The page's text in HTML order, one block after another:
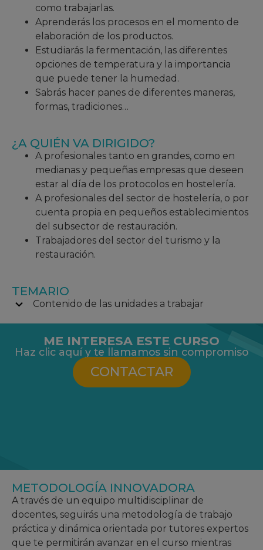
como trabajarlas.
Aprenderás los procesos en el momento de
elaboración de los productos.
Estudiarás la fermentación, las diferentes
opciones de temperatura y la importancia
que puede tener la humedad.
Sabrás hacer panes de diferentes maneras,
formas, tradiciones…
¿A QUIÉN VA DIRIGIDO?
A profesionales tanto en grandes, como en
medianas y pequeñas empresas que deseen
estar al día de los protocolos en hostelería.
A profesionales del sector de hostelería, o por
cuenta propia en pequeños establecimientos
del subsector de restauración.
Trabajadores del sector del turismo y la
restauración.
TEMARIO
Contenido de las unidades a trabajar
ME INTERESA ESTE CURSO
Haz clic aquí y te llamamos sin compromiso
CONTACTAR
METODOLOGÍA INNOVADORA
A través de un equipo multidisciplinar de
docentes, seguirás una metodología de trabajo
práctica y dinámica orientada por tutores expertos
que te permitirán avanzar en el curso mientras